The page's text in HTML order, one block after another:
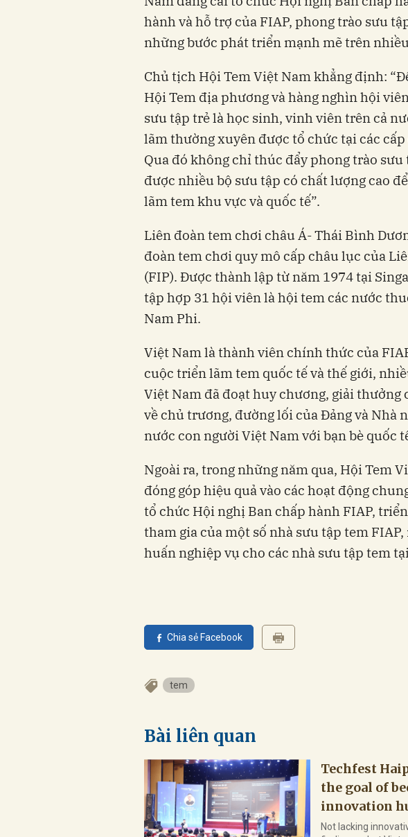
hành và hỗ trợ của FIAP, phong trào sưu
những bước phát triển mạnh mẽ trên
Chủ tịch Hội Tem Việt Nam khẳng định:
Hội Tem địa phương và hàng nghìn hội
sưu tập trẻ là học sinh, vinh viên trên cả
lãm thường xuyên được tổ chức tại các
Qua đó không chỉ thúc đẩy phong trào
được nhiều bộ sưu tập có chất lượng cao
lãm tem khu vực và quốc tế”.
Liên đoàn tem chơi châu Á- Thái Bình
đoàn tem chơi quy mô cấp châu lục của
(FIP). Được thành lập từ năm 1974 tại
tập hợp 31 hội viên là hội tem các nước
Nam Phi.
Việt Nam là thành viên chính thức của
cuộc triển lãm tem quốc tế và thế giới,
Việt Nam đã đoạt huy chương, giải thưởng
về chủ trương, đường lối của Đảng và Nhà
nước con người Việt Nam với bạn bè quốc
Ngoài ra, trong những năm qua, Hội Tem
đóng góp hiệu quả vào các hoạt động
tổ chức Hội nghị Ban chấp hành FIAP,
tham gia của một số nhà sưu tập tem
huấn nghiệp vụ cho các nhà sưu tập tem
Chia sẻ Facebook
tem
Bài liên quan
Techfest
the goal of
innovation
Not lacking